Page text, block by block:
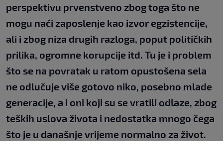
perspektivu prvenstveno zbog toga što ne
mogu naći zaposlenje kao izvor egzistencije,
ali i zbog niza drugih razloga, poput političkih
prilika, ogromne korupcije itd. Tu je i problem
što se na povratak u ratom opustošena sela
ne odlučuje više gotovo niko, posebno mlade
generacije, a i oni koji su se vratili odlaze, zbog
teških uslova života i nedostatka mnogo čega
što je u današnje vrijeme normalno za život.